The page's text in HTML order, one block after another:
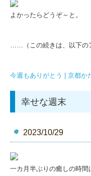
よかったらどうぞ～と。
……（この続きは、以下の
今週もありがとう | 京都か
幸せな週末
2023/10/29
一カ月半ぶりの癒しの時間